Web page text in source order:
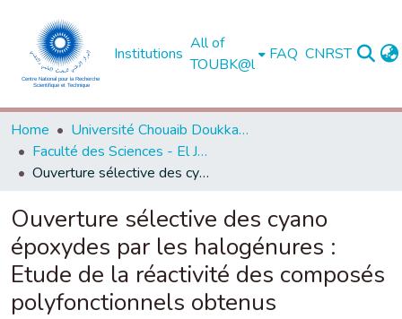
Institutions
All of
TOUBK@l
FAQ CNRST
Home
Université Chouaib Doukkali - El Jadida
Faculté des Sciences - El Jadida
Ouverture sélective des cyano époxydes par les halogénures : Etude de la réactivité des composés polyfonctionnels obtenus
Ouverture sélective des cyano
époxydes par les halogénures :
Etude de la réactivité des composés
polyfonctionnels obtenus